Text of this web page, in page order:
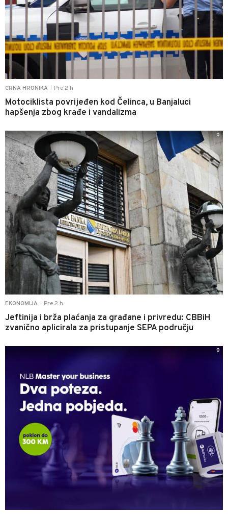
CRNA HRONIKA Pre 2 h
Motociklista povrijeđen kod Čelinca, u Banjaluci
hapšenja zbog krađe i vandalizma
EKONOMIJA Pre 2 h
Jeftinija i brža plaćanja za građane i privredu: CBBiH
zvanično aplicirala za pristupanje SEPA području
0
0